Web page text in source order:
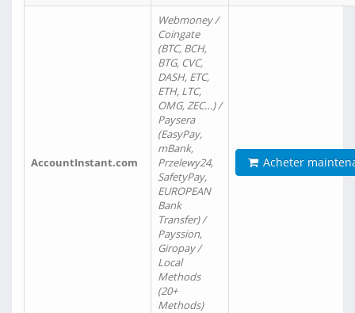
AccountInstant.com
Webmoney /
Coingate
(BTC, BCH,
BTG, CVC,
DASH, ETC,
ETH, LTC,
OMG, ZEC…) /
Paysera
(EasyPay,
mBank,
Przelewy24,
SafetyPay,
EUROPEAN
Bank
Transfer) /
Payssion,
Giropay /
Local
Methods
(20+
Methods)
Acheter